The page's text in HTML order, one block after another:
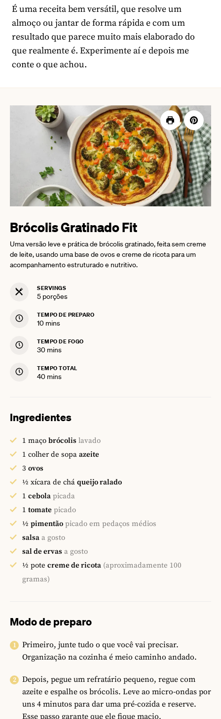
É uma receita bem versátil, que resolve um
almoço ou jantar de forma rápida e com um
resultado que parece muito mais elaborado do
que realmente é. Experimente aí e depois me
conte o que achou.
Brócolis Gratinado Fit
Uma versão leve e prática de brócolis gratinado, feita sem creme
de leite, usando uma base de ovos e creme de ricota para um
acompanhamento estruturado e nutritivo.
SERVINGS
5 porções
TEMPO DE PREPARO
10minutes
mins
TEMPO DE FOGO
30minutes
mins
TEMPO TOTAL
40minutes
mins
Ingredientes
1 maço brócolis lavado
1 colher de sopa azeite
3 ovos
½ xícara de chá queijo ralado
1 cebola picada
1 tomate picado
½ pimentão picado em pedaços médios
salsa a gosto
sal de ervas a gosto
½ pote creme de ricota (aproximadamente 100
gramas)
Modo de preparo
Primeiro, junte tudo o que você vai precisar.
Organização na cozinha é meio caminho andado.
Depois, pegue um refratário pequeno, regue com
azeite e espalhe os brócolis. Leve ao micro-ondas por
uns 4 minutos para dar uma pré-cozida e reserve.
Esse passo garante que ele fique macio.